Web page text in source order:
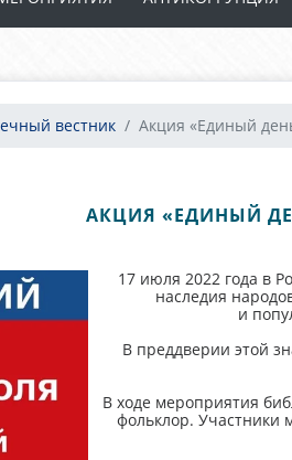
вестник Акция «Единый
АКЦИЯ «ЕДИНЫЙ
17 июля 2022 года в
наследия
и
В преддверии этой
В ходе мероприятия
фольклор. Участники